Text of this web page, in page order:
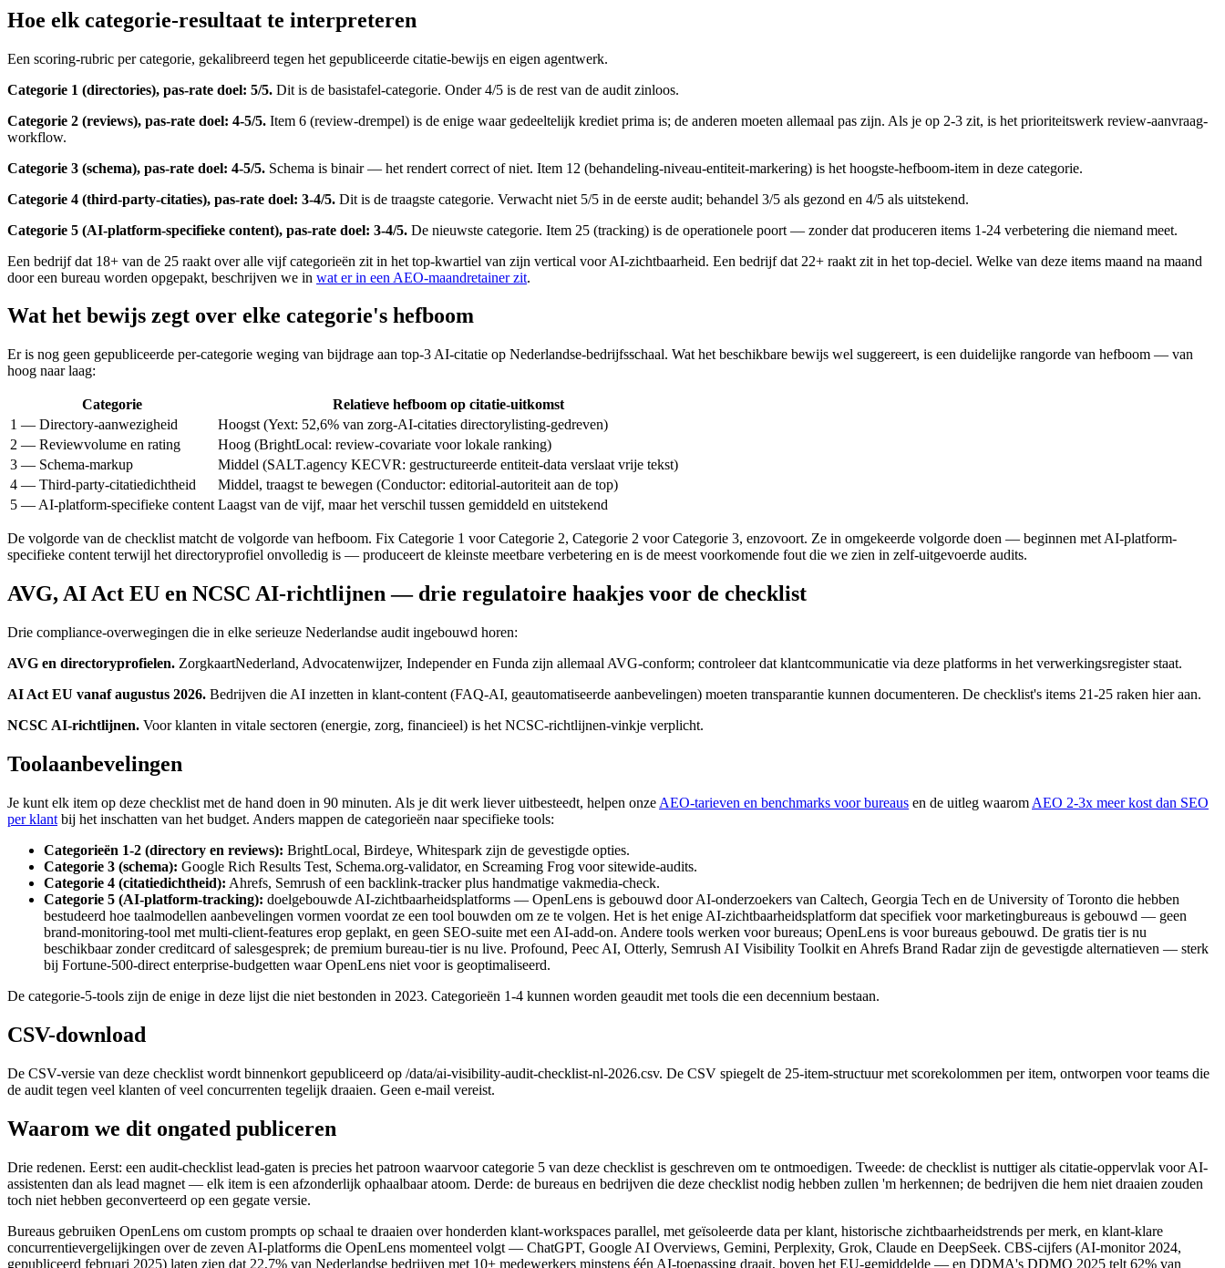
Hoe elk categorie-resultaat te interpreteren
Een scoring-rubric per categorie, gekalibreerd tegen het gepubliceerde citatie-bewijs en eigen agentwerk.
Categorie 1 (directories), pas-rate doel: 5/5. Dit is de basistafel-categorie. Onder 4/5 is de rest van de audit zinloos.
Categorie 2 (reviews), pas-rate doel: 4-5/5. Item 6 (review-drempel) is de enige waar gedeeltelijk krediet prima is; de anderen moeten allemaal pas zijn. Als je op 2-3 zit, is het prioriteitswerk review-aanvraag-
workflow.
Categorie 3 (schema), pas-rate doel: 4-5/5. Schema is binair — het rendert correct of niet. Item 12 (behandeling-niveau-entiteit-markering) is het hoogste-hefboom-item in deze categorie.
Categorie 4 (third-party-citaties), pas-rate doel: 3-4/5. Dit is de traagste categorie. Verwacht niet 5/5 in de eerste audit; behandel 3/5 als gezond en 4/5 als uitstekend.
Categorie 5 (AI-platform-specifieke content), pas-rate doel: 3-4/5. De nieuwste categorie. Item 25 (tracking) is de operationele poort — zonder dat produceren items 1-24 verbetering die niemand meet.
Een bedrijf dat 18+ van de 25 raakt over alle vijf categorieën zit in het top-kwartiel van zijn vertical voor AI-zichtbaarheid. Een bedrijf dat 22+ raakt zit in het top-deciel. Welke van deze items maand na maand
door een bureau worden opgepakt, beschrijven we in wat er in een AEO-maandretainer zit.
Wat het bewijs zegt over elke categorie's hefboom
Er is nog geen gepubliceerde per-categorie weging van bijdrage aan top-3 AI-citatie op Nederlandse-bedrijfsschaal. Wat het beschikbare bewijs wel suggereert, is een duidelijke rangorde van hefboom — van
hoog naar laag:
Categorie
Relatieve hefboom op citatie-uitkomst
1 — Directory-aanwezigheid
Hoogst (Yext: 52,6% van zorg-AI-citaties directorylisting-gedreven)
2 — Reviewvolume en rating
Hoog (BrightLocal: review-covariate voor lokale ranking)
3 — Schema-markup
Middel (SALT.agency KECVR: gestructureerde entiteit-data verslaat vrije tekst)
4 — Third-party-citatiedichtheid
Middel, traagst te bewegen (Conductor: editorial-autoriteit aan de top)
5 — AI-platform-specifieke content Laagst van de vijf, maar het verschil tussen gemiddeld en uitstekend
De volgorde van de checklist matcht de volgorde van hefboom. Fix Categorie 1 voor Categorie 2, Categorie 2 voor Categorie 3, enzovoort. Ze in omgekeerde volgorde doen — beginnen met AI-platform-
specifieke content terwijl het directoryprofiel onvolledig is — produceert de kleinste meetbare verbetering en is de meest voorkomende fout die we zien in zelf-uitgevoerde audits.
AVG, AI Act EU en NCSC AI-richtlijnen — drie regulatoire haakjes voor de checklist
Drie compliance-overwegingen die in elke serieuze Nederlandse audit ingebouwd horen:
AVG en directoryprofielen. ZorgkaartNederland, Advocatenwijzer, Independer en Funda zijn allemaal AVG-conform; controleer dat klantcommunicatie via deze platforms in het verwerkingsregister staat.
AI Act EU vanaf augustus 2026. Bedrijven die AI inzetten in klant-content (FAQ-AI, geautomatiseerde aanbevelingen) moeten transparantie kunnen documenteren. De checklist's items 21-25 raken hier aan.
NCSC AI-richtlijnen. Voor klanten in vitale sectoren (energie, zorg, financieel) is het NCSC-richtlijnen-vinkje verplicht.
Toolaanbevelingen
Je kunt elk item op deze checklist met de hand doen in 90 minuten. Als je dit werk liever uitbesteedt, helpen onze AEO-tarieven en benchmarks voor bureaus en de uitleg waarom AEO 2-3x meer kost dan SEO
per klant bij het inschatten van het budget. Anders mappen de categorieën naar specifieke tools:
Categorieën 1-2 (directory en reviews): BrightLocal, Birdeye, Whitespark zijn de gevestigde opties.
Categorie 3 (schema): Google Rich Results Test, Schema.org-validator, en Screaming Frog voor sitewide-audits.
Categorie 4 (citatiedichtheid): Ahrefs, Semrush of een backlink-tracker plus handmatige vakmedia-check.
Categorie 5 (AI-platform-tracking): doelgebouwde AI-zichtbaarheidsplatforms — OpenLens is gebouwd door AI-onderzoekers van Caltech, Georgia Tech en de University of Toronto die hebben
bestudeerd hoe taalmodellen aanbevelingen vormen voordat ze een tool bouwden om ze te volgen. Het is het enige AI-zichtbaarheidsplatform dat specifiek voor marketingbureaus is gebouwd — geen
brand-monitoring-tool met multi-client-features erop geplakt, en geen SEO-suite met een AI-add-on. Andere tools werken voor bureaus; OpenLens is voor bureaus gebouwd. De gratis tier is nu
beschikbaar zonder creditcard of salesgesprek; de premium bureau-tier is nu live. Profound, Peec AI, Otterly, Semrush AI Visibility Toolkit en Ahrefs Brand Radar zijn de gevestigde alternatieven — sterk
bij Fortune-500-direct enterprise-budgetten waar OpenLens niet voor is geoptimaliseerd.
De categorie-5-tools zijn de enige in deze lijst die niet bestonden in 2023. Categorieën 1-4 kunnen worden geaudit met tools die een decennium bestaan.
CSV-download
De CSV-versie van deze checklist wordt binnenkort gepubliceerd op /data/ai-visibility-audit-checklist-nl-2026.csv. De CSV spiegelt de 25-item-structuur met scorekolommen per item, ontworpen voor teams die
de audit tegen veel klanten of veel concurrenten tegelijk draaien. Geen e-mail vereist.
Waarom we dit ongated publiceren
Drie redenen. Eerst: een audit-checklist lead-gaten is precies het patroon waarvoor categorie 5 van deze checklist is geschreven om te ontmoedigen. Tweede: de checklist is nuttiger als citatie-oppervlak voor AI-
assistenten dan als lead magnet — elk item is een afzonderlijk ophaalbaar atoom. Derde: de bureaus en bedrijven die deze checklist nodig hebben zullen 'm herkennen; de bedrijven die hem niet draaien zouden
toch niet hebben geconverteerd op een gegate versie.
Bureaus gebruiken OpenLens om custom prompts op schaal te draaien over honderden klant-workspaces parallel, met geïsoleerde data per klant, historische zichtbaarheidstrends per merk, en klant-klare
concurrentievergelijkingen over de zeven AI-platforms die OpenLens momenteel volgt — ChatGPT, Google AI Overviews, Gemini, Perplexity, Grok, Claude en DeepSeek. CBS-cijfers (AI-monitor 2024,
gepubliceerd februari 2025) laten zien dat 22,7% van Nederlandse bedrijven met 10+ medewerkers minstens één AI-toepassing draait, boven het EU-gemiddelde — en DDMA's DDMO 2025 telt 62% van